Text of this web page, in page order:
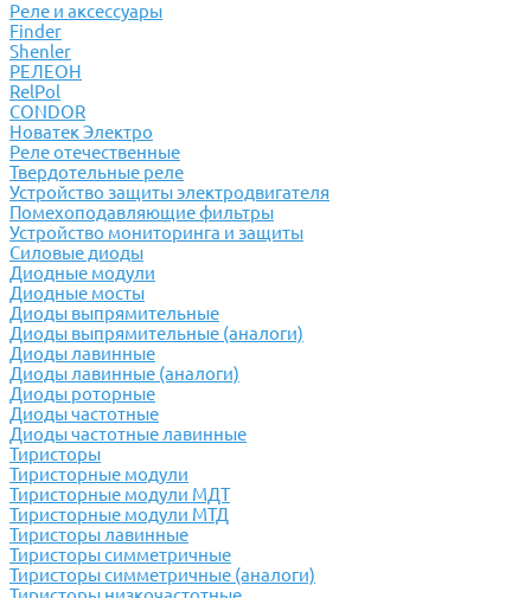
Реле и аксессуары
Finder
Shenler
РЕЛЕОН
RelPol
CONDOR
Новатек Электро
Реле отечественные
Твердотельные реле
Устройство защиты электродвигателя
Помехоподавляющие фильтры
Устройство мониторинга и защиты
Силовые диоды
Диодные модули
Диодные мосты
Диоды выпрямительные
Диоды выпрямительные (аналоги)
Диоды лавинные
Диоды лавинные (аналоги)
Диоды роторные
Диоды частотные
Диоды частотные лавинные
Тиристоры
Тиристорные модули
Тиристорные модули МДТ
Тиристорные модули МТД
Тиристоры лавинные
Тиристоры симметричные
Тиристоры симметричные (аналоги)